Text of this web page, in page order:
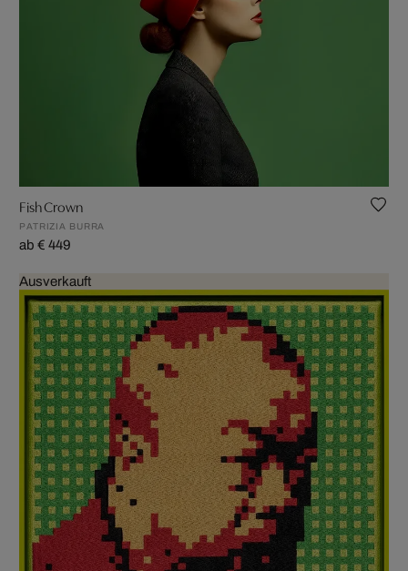
Fish Crown
PATRIZIA BURRA
ab € 449
Ausverkauft